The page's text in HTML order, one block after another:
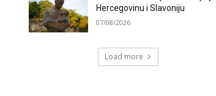
Hercegovinu i Slavoniju
07/08/2026
Load more